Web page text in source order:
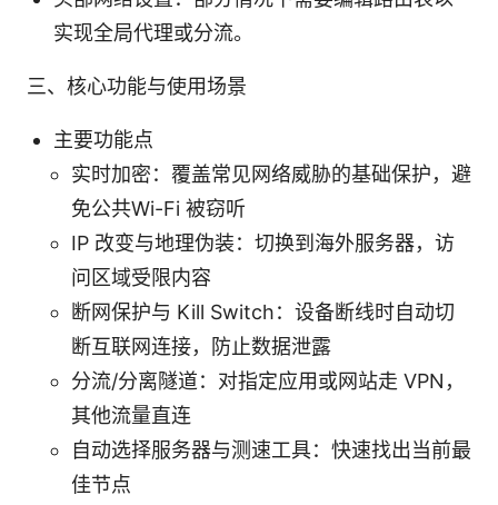
实现全局代理或分流。
三、核心功能与使用场景
主要功能点
实时加密：覆盖常见网络威胁的基础保护，避
免公共Wi-Fi 被窃听
IP 改变与地理伪装：切换到海外服务器，访
问区域受限内容
断网保护与 Kill Switch：设备断线时自动切
断互联网连接，防止数据泄露
分流/分离隧道：对指定应用或网站走 VPN，
其他流量直连
自动选择服务器与测速工具：快速找出当前最
佳节点